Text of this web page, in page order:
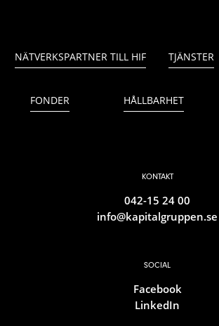
NÄTVERKSPARTNER TILL HIF TJÄNSTER
FONDER HÅLLBARHET
KONTAKT
042-15 24 00
info@kapitalgruppen.se
SOCIAL
Facebook
LinkedIn